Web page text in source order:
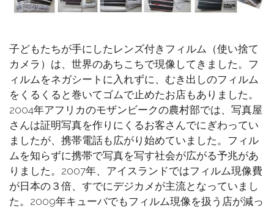
子どもたちが手にしたレンズ付きフィルム（使い捨て
カメラ）は、世界のあちこちで現像してきました。フ
ィルムをネガシートに入れずに、むき出しのフィルム
をくるくると巻いてゴムで止めたお店もありました。
2004年アフリカのモザンビークの農村部では、写真屋
さんは証明写真を作りにくるお客さんでにぎわってい
ましたが、携帯電話も広がり始めていました。フィル
ムを知らずに携帯で写真を写す社会が広がる予兆があ
りました。2007年、アイスランドではフィルム現像費
が日本の３倍、すでにデジカメが主流となっていまし
た。2009年キューバでもフィルム現像を扱う店が減っ